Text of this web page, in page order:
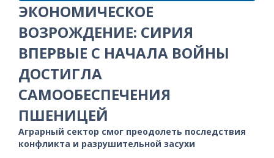
ЭКОНОМИЧЕСКОЕ
ВОЗРОЖДЕНИЕ: СИРИЯ
ВПЕРВЫЕ С НАЧАЛА ВОЙНЫ
ДОСТИГЛА
САМООБЕСПЕЧЕНИЯ
ПШЕНИЦЕЙ
Аграрный сектор смог преодолеть последствия
конфликта и разрушительной засухи